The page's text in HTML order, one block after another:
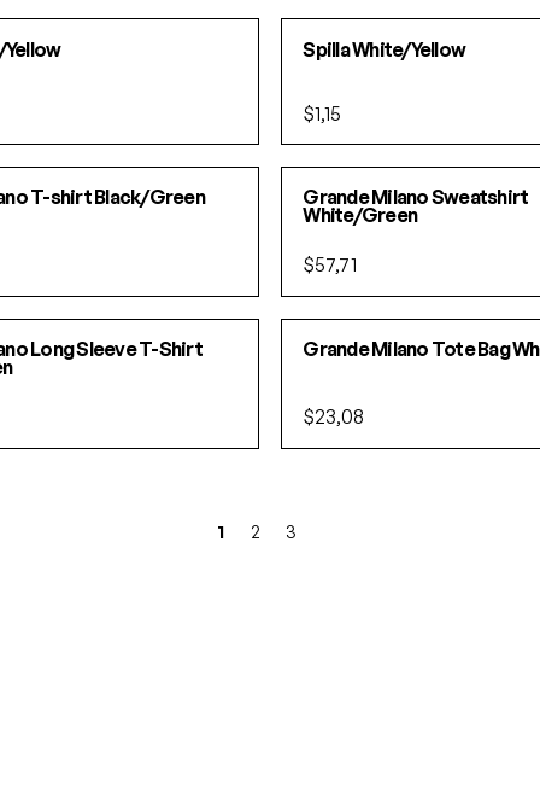
Spilla White/Yellow
$1,15
T-shirt Black/Green Grande Milano Sweatshirt
White/Green
$57,71
Long Sleeve T-Shirt Grande Milano Tote Bag
$23,08
1 2 3